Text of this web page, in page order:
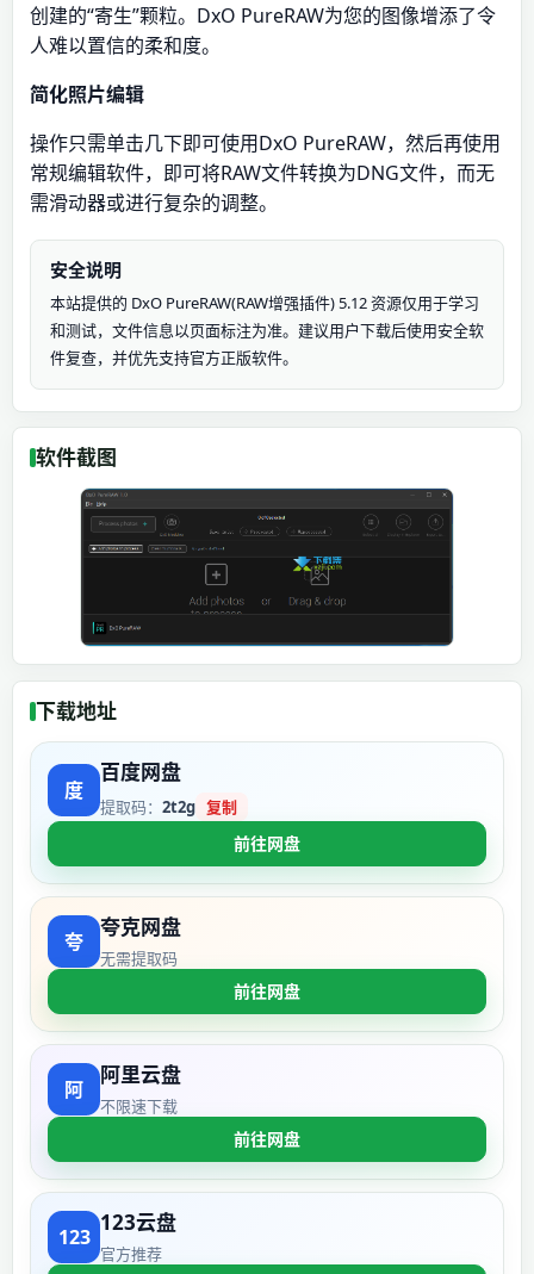
创建的“寄生”颗粒。DxO PureRAW为您的图像增添了令
人难以置信的柔和度。
简化照片编辑
操作只需单击几下即可使用DxO PureRAW，然后再使用
常规编辑软件，即可将RAW文件转换为DNG文件，而无
需滑动器或进行复杂的调整。
安全说明
本站提供的 DxO PureRAW(RAW增强插件) 5.12 资源仅用于学习
和测试，文件信息以页面标注为准。建议用户下载后使用安全软
件复查，并优先支持官方正版软件。
软件截图
下载地址
百度网盘
提取码： 2t2g 复制
前往网盘
夸克网盘
无需提取码
前往网盘
阿里云盘
不限速下载
前往网盘
123云盘
官方推荐